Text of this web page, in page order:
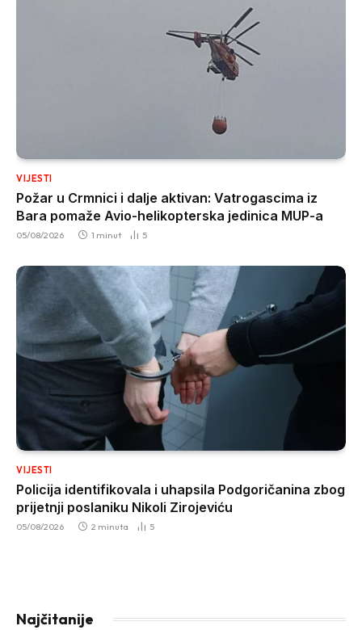
VIJESTI
Požar u Crmnici i dalje aktivan: Vatrogascima iz
Bara pomaže Avio-helikopterska jedinica MUP-a
05/08/2026 1 minut 5
VIJESTI
Policija identifikovala i uhapsila Podgoričanina zbog
prijetnji poslaniku Nikoli Zirojeviću
05/08/2026 2 minuta 5
Najčitanije